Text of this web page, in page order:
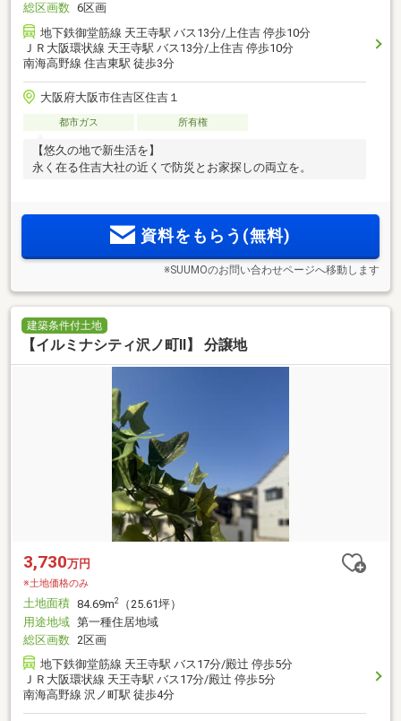
総区画数 6区画
地下鉄御堂筋線 天王寺駅 バス13分/上住吉 停歩10分
ＪＲ大阪環状線 天王寺駅 バス13分/上住吉 停歩10分
南海高野線 住吉東駅 徒歩3分
大阪府大阪市住吉区住吉１
都市ガス 所有権
【悠久の地で新生活を】
永く在る住吉大社の近くで防災とお家探しの両立を。
資料をもらう(無料)
※SUUMOのお問い合わせページへ移動します
建築条件付土地
【イルミナシティ沢ノ町Ⅱ】 分譲地
3,730万円
※土地価格のみ
土地面積 84.69m2
（25.61坪）
用途地域 第一種住居地域
総区画数 2区画
地下鉄御堂筋線 天王寺駅 バス17分/殿辻 停歩5分
ＪＲ大阪環状線 天王寺駅 バス17分/殿辻 停歩5分
南海高野線 沢ノ町駅 徒歩4分